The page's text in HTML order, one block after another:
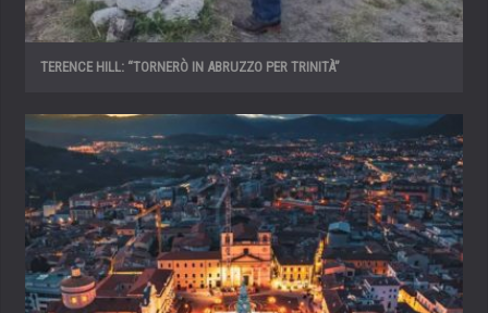
TERENCE HILL: “TORNERÒ IN ABRUZZO PER TRINITÀ”